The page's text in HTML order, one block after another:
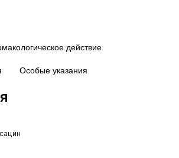
действие
Особые указания